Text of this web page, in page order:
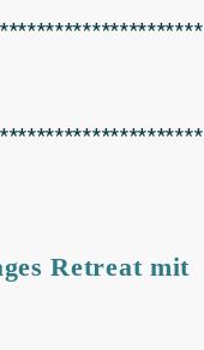
Retreat mit